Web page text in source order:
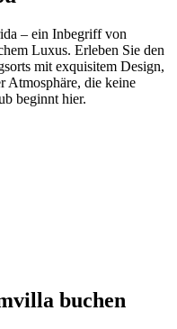
– ein Inbegriff von
Luxus. Erleben Sie den
mit exquisitem Design,
Atmosphäre, die keine
beginnt hier.
buchen